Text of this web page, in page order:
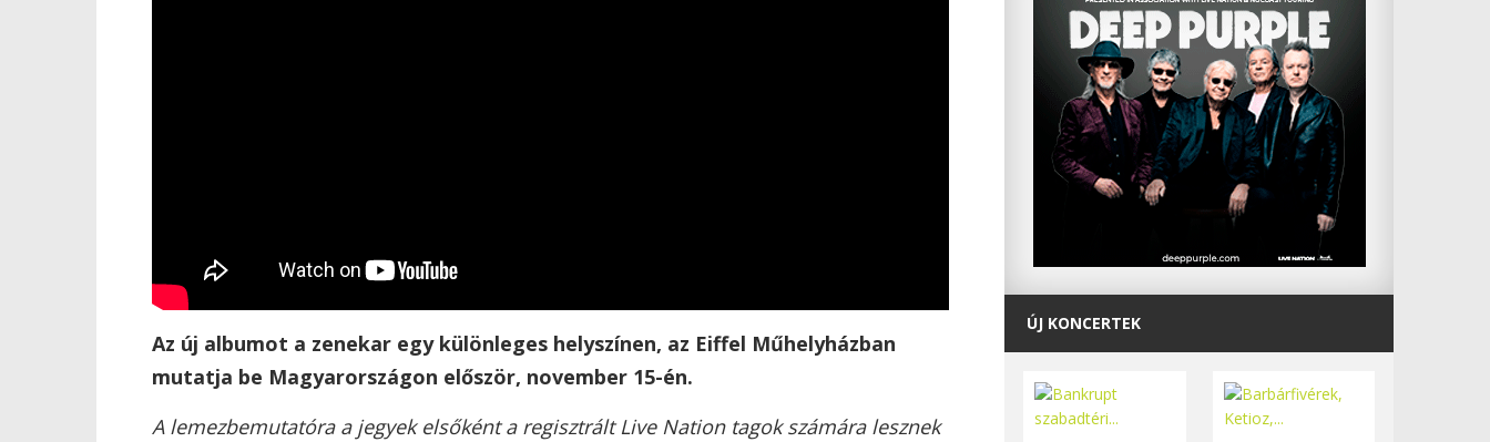
Az új albumot a zenekar egy különleges helyszínen, az Eiffel Műhelyházban
mutatja be Magyarországon először, november 15-én.
A lemezbemutatóra a jegyek elsőként a regisztrált Live Nation tagok számára lesznek
ÚJ KONCERTEK